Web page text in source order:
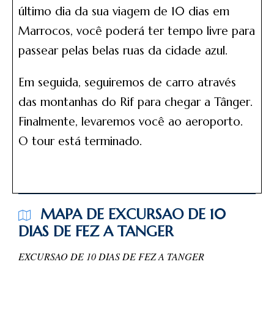
último dia da sua viagem de 10 dias em
Marrocos, você poderá ter tempo livre para
passear pelas belas ruas da cidade azul.
Em seguida, seguiremos de carro através
das montanhas do Rif para chegar a Tânger.
Finalmente, levaremos você ao aeroporto.
O tour está terminado.
MAPA DE EXCURSAO DE 10
DIAS DE FEZ A TANGER
EXCURSAO DE 10 DIAS DE FEZ A TANGER